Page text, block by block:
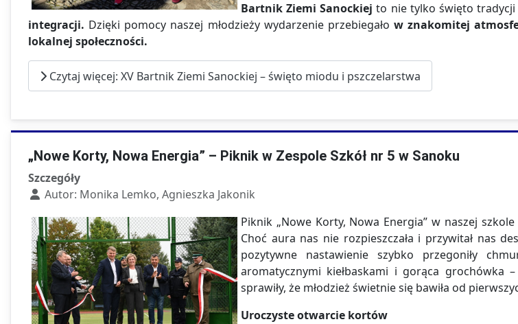
Bartnik Ziemi Sanockiej to nie tylko święto tradycji
integracji. Dzięki pomocy naszej młodzieży wydarzenie przebiegałow znakomitej
lokalnej społeczności.
Czytaj więcej: XV Bartnik Ziemi Sanockiej – święto miodu i pszczelarstwa
„Nowe Korty, Nowa Energia” – Piknik w Zespole Szkół nr 5 w Sanoku
Szczegóły
Autor: Monika Lemko, Agnieszka Jakonik
Piknik „Nowe Korty, Nowa Energia” w naszej
Choć aura nas nie rozpieszczała i przywitał nas
pozytywne nastawienie szybko przegoniły
aromatycznymi kiełbaskami i gorąca grochówka
sprawiły, że młodzież świetnie się bawiła od
Uroczyste otwarcie kortów